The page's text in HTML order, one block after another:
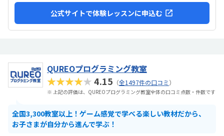
公式サイトで体験レッスンに申込む
QUREOプログラミング教室
★★★★★4.15 （全1497件の口コミ）
※ 上記の評価は、QUREOプログラミング教室全体の口コミ点数・件数です
全国3,300教室以上！ゲーム感覚で学べる楽しい教材だから、
お子さまが自分から進んで学ぶ！